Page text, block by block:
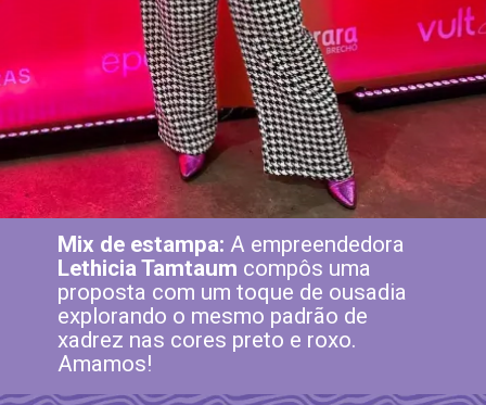
Mix de estampa: A empreendedora
Lethicia Tamtaum compôs uma
proposta com um toque de ousadia
explorando o mesmo padrão de
xadrez nas cores preto e roxo.
Amamos!